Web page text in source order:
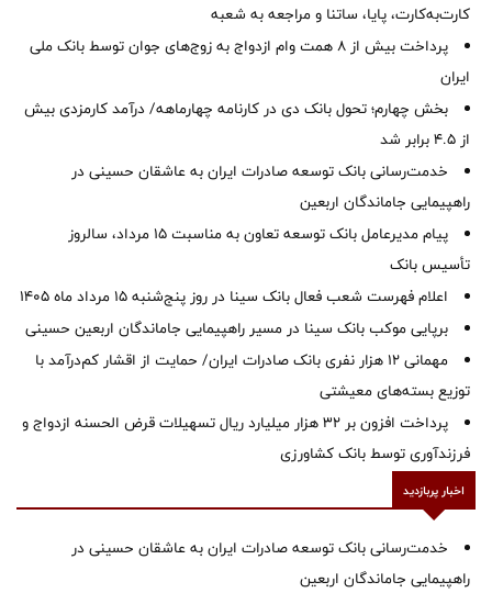
کارت‌به‌کارت، پایا، ساتنا و مراجعه به شعبه
پرداخت بیش از ۸ همت وام ازدواج به زوج‌های جوان توسط بانک ملی
ایران
بخش چهارم؛ تحول بانک دی در کارنامه چهارماهه/ درآمد کارمزدی بیش
از ۴.۵ برابر شد
خدمت‌رسانی بانک توسعه صادرات ایران به عاشقان حسینی در
راهپیمایی جاماندگان اربعین
پیام مدیرعامل بانک توسعه تعاون به مناسبت 15 مرداد، سالروز
تأسیس بانک
اعلام فهرست شعب فعال بانک سینا در روز پنج‌شنبه 15 مرداد ماه 1405
برپایی موکب بانک سینا در مسیر راهپیمایی جاماندگان اربعین حسینی
مهمانی ۱۲ هزار نفری بانک صادرات ایران/ حمایت از اقشار کم‌درآمد با
توزیع بسته‌های معیشتی
پرداخت افزون بر 32 هزار میلیارد ریال تسهیلات قرض الحسنه ازدواج و
فرزندآوری توسط بانک کشاورزی
اخبار پربازدید
خدمت‌رسانی بانک توسعه صادرات ایران به عاشقان حسینی در
راهپیمایی جاماندگان اربعین